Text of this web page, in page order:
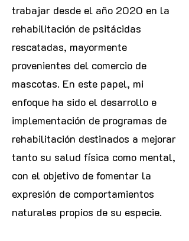
trabajar desde el año 2020 en la
rehabilitación de psitácidas
rescatadas, mayormente
provenientes del comercio de
mascotas. En este papel, mi
enfoque ha sido el desarrollo e
implementación de programas de
rehabilitación destinados a mejorar
tanto su salud física como mental,
con el objetivo de fomentar la
expresión de comportamientos
naturales propios de su especie.